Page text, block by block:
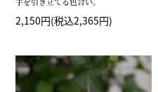
2,150円(税込2,365円)